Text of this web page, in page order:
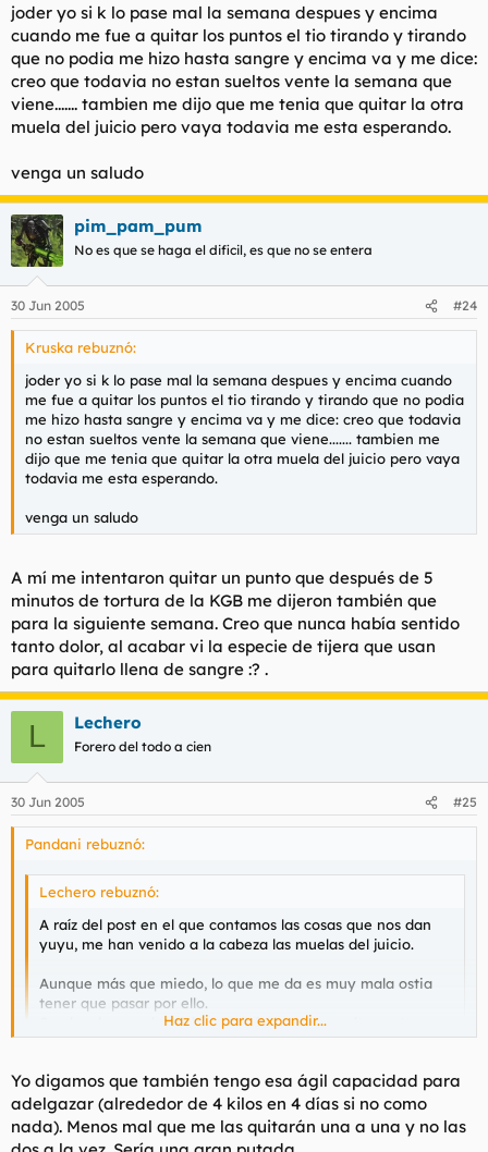
joder yo si k lo pase mal la semana despues y encima
cuando me fue a quitar los puntos el tio tirando y tirando
que no podia me hizo hasta sangre y encima va y me dice:
creo que todavia no estan sueltos vente la semana que
viene....... tambien me dijo que me tenia que quitar la otra
muela del juicio pero vaya todavia me esta esperando.
venga un saludo
pim_pam_pum
No es que se haga el dificil, es que no se entera
30 Jun 2005 #24
Kruska rebuznó:
joder yo si k lo pase mal la semana despues y encima cuando
me fue a quitar los puntos el tio tirando y tirando que no podia
me hizo hasta sangre y encima va y me dice: creo que todavia
no estan sueltos vente la semana que viene....... tambien me
dijo que me tenia que quitar la otra muela del juicio pero vaya
todavia me esta esperando.
venga un saludo
A mí me intentaron quitar un punto que después de 5
minutos de tortura de la KGB me dijeron también que
para la siguiente semana. Creo que nunca había sentido
tanto dolor, al acabar vi la especie de tijera que usan
para quitarlo llena de sangre :? .
L Lechero
Forero del todo a cien
30 Jun 2005 #25
Pandani rebuznó:
Lechero rebuznó:
A raíz del post en el que contamos las cosas que nos dan
yuyu, me han venido a la cabeza las muelas del juicio.
Aunque más que miedo, lo que me da es muy mala ostia
tener que pasar por ello.
Son las dos muelas del juicio inferiores y resultan estar
bastante escondidas. Me saldrán torcidas y me joderan los
cm en cada lado, hacer en trocitos las muelitas a sacar, y
extraerlos.
Una semana con los cortes cosidos. "Podrás hacer una vida
en enero me quitaron las 4 de golpe, más dos dientes que
habian de más por ahí, 3 dias sin beber ni comer nada,
Haz clic para expandir...
Yo digamos que también tengo esa ágil capacidad para
adelgazar (alrededor de 4 kilos en 4 días si no como
nada). Menos mal que me las quitarán una a una y no las